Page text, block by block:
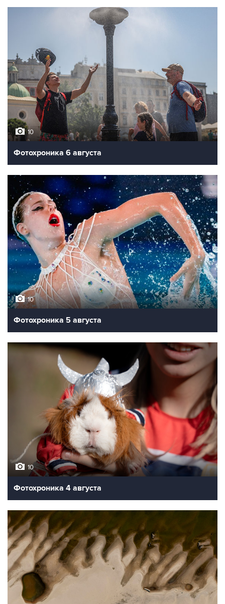
10
Фотохроника 6 августа
10
Фотохроника 5 августа
10
Фотохроника 4 августа